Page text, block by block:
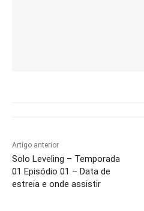
Artigo anterior
Solo Leveling – Temporada
01 Episódio 01 – Data de
estreia e onde assistir